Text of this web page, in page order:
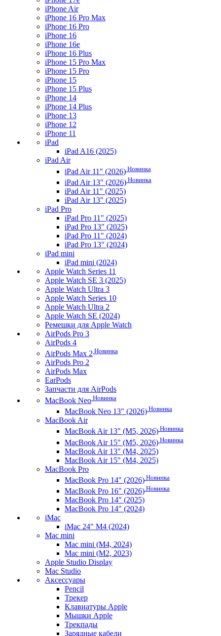
iPhone Air
iPhone 16 Pro Max
iPhone 16 Pro
iPhone 16
iPhone 16e
iPhone 16 Plus
iPhone 15 Pro Max
iPhone 15 Pro
iPhone 15
iPhone 15 Plus
iPhone 14
iPhone 14 Plus
iPhone 13
iPhone 12
iPhone 11
iPad
iPad A16 (2025)
iPad Air
iPad Air 11" (2026) Новинка
iPad Air 13" (2026) Новинка
iPad Air 11" (2025)
iPad Air 13" (2025)
iPad Pro
iPad Pro 11" (2025)
iPad Pro 13" (2025)
iPad Pro 11" (2024)
iPad Pro 13" (2024)
iPad mini
iPad mini (2024)
Apple Watch Series 11
Apple Watch SE 3 (2025)
Apple Watch Ultra 3
Apple Watch Series 10
Apple Watch Ultra 2
Apple Watch SE (2024)
Ремешки для Apple Watch
AirPods Pro 3
AirPods 4
AirPods Max 2 Новинка
AirPods Pro 2
AirPods Max
EarPods
Запчасти для AirPods
MacBook Neo Новинка
MacBook Neo 13" (2026) Новинка
MacBook Air
MacBook Air 13" (M5, 2026) Новинка
MacBook Air 15" (M5, 2026) Новинка
MacBook Air 13" (M4, 2025)
MacBook Air 15" (M4, 2025)
MacBook Pro
MacBook Pro 14" (2026) Новинка
MacBook Pro 16" (2026) Новинка
MacBook Pro 14" (2025)
MacBook Pro 14" (2024)
iMac
iMac 24" M4 (2024)
Mac mini
Mac mini (M4, 2024)
Mac mini (M2, 2023)
Apple Studio Display
Mac Studio
Аксессуары
Pencil
Трекер
Клавиатуры Apple
Мышки Apple
Трекпады
Зарядные кабели